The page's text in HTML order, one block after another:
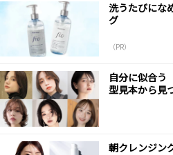
洗うたびにな
グ
（PR）
自分に似合う
型見本から見
朝クレンジン